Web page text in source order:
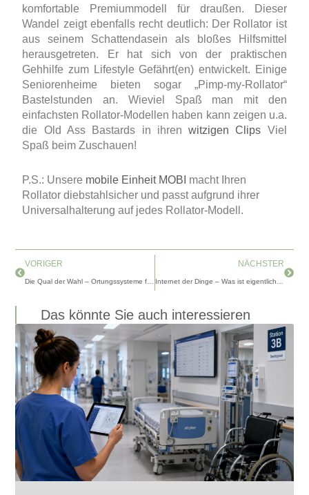
komfortable Premiummodell für draußen. Dieser
Wandel zeigt ebenfalls recht deutlich: Der Rollator ist
aus seinem Schattendasein als bloßes Hilfsmittel
herausgetreten. Er hat sich von der praktischen
Gehhilfe zum Lifestyle Gefährt(en) entwickelt. Einige
Seniorenheime bieten sogar „Pimp-my-Rollator“
Bastelstunden an. Wieviel Spaß man mit den
einfachsten Rollator-Modellen haben kann zeigen u.a.
die Old Ass Bastards in ihrenwitzigen Clips Viel
Spaß beim Zuschauen!
P.S.: Unsere mobile Einheit MOBI macht Ihren
Rollator diebstahlsicher und passt aufgrund ihrer
Universalhalterung auf jedes Rollator-Modell.
Zurück
VORIGER NÄCHSTER
Das könnte Sie auch interessieren